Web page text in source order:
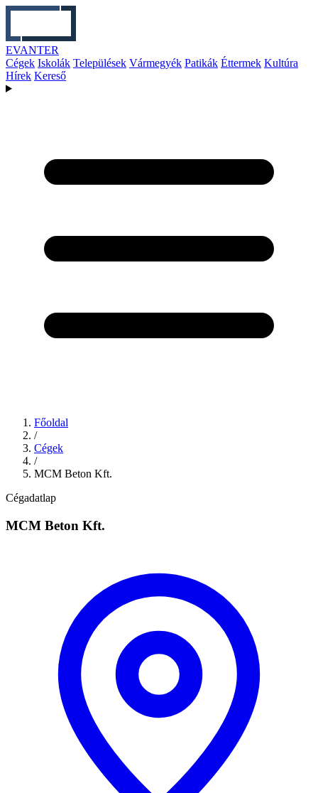
EVANTER
Cégek Iskolák Települések Vármegyék Patikák Éttermek Kultúra
Hírek Kereső
Főoldal
/
Cégek
/
MCM Beton Kft.
Cégadatlap
MCM Beton Kft.